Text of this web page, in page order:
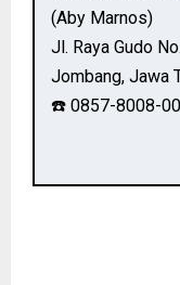
(Aby Marnos)
Jl. Raya Gudo
Jombang, Jawa
☎️ 0857-8008-